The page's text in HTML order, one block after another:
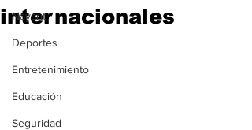
Nayarit
Deportes
Entretenimiento
Educación
Seguridad
internacionales